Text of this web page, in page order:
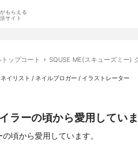
もらえる
サイト
ップコート SQUSE ME(スキューズミー)
イリスト / ネイルブロガー / イラストレーター
ラーの頃から愛用してい
頃から愛用しています。